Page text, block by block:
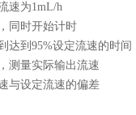
速为1mL/h
同时开始计时
达到95%设定流速的时间
测量实际输出流速
与设定流速的偏差